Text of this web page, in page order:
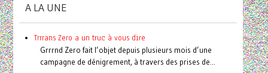
A LA UNE
Trrrans Zero a un truc à vous dire
Grrrnd Zero fait l’objet depuis plusieurs mois d’une
campagne de dénigrement, à travers des prises de...